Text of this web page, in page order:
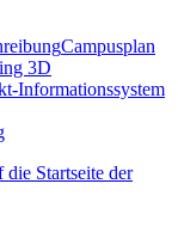
Campusplan
3D
Informationssystem